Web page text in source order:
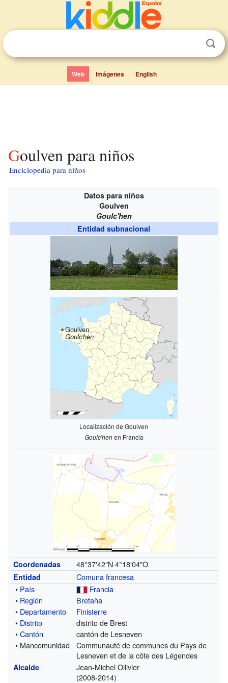
Web Imágenes English
Goulven para niños
Enciclopedia para niños
Datos para niños
Goulven
Goulc'hen
Entidad subnacional
Goulven
Goulc'hen
Localización de Goulven
Goulc'henen Francia
Coordenadas 48°37′42″N 4°18′04″O
Entidad
Comuna francesa
• País
Francia
• Región
Bretaña
• Departamento
Finisterre
• Distrito
distrito de Brest
•Cantón
cantón de Lesneven
• Mancomunidad
Communauté de communes du Pays de
Lesneven et de la côte des Légendes
Alcalde
Jean-Michel Ollivier
(2008-2014)